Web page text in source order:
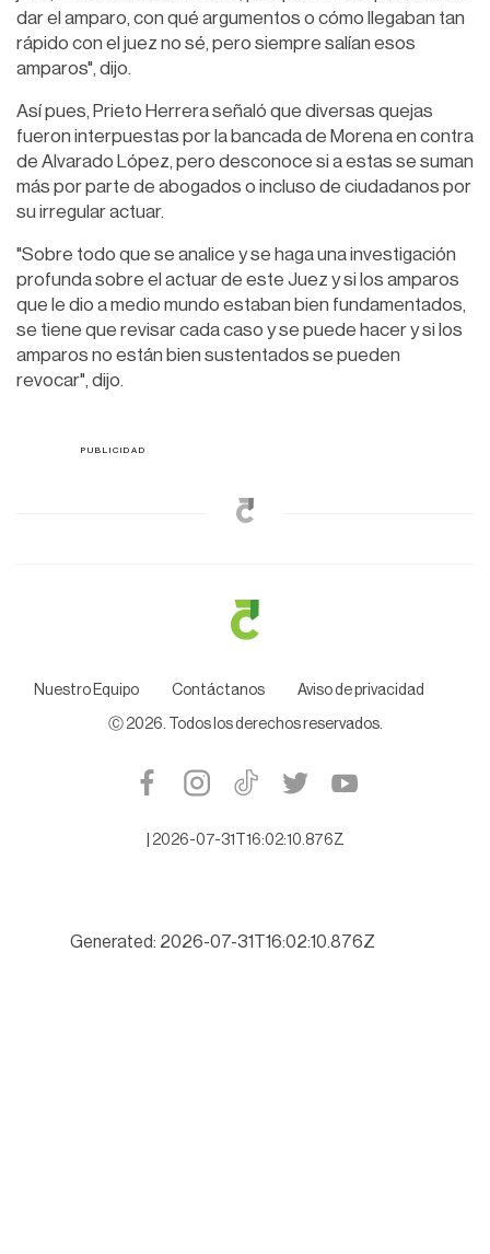
dar el amparo, con qué argumentos o cómo llegaban tan
rápido con el juez no sé, pero siempre salían esos
amparos", dijo.
Así pues, Prieto Herrera señaló que diversas quejas
fueron interpuestas por la bancada de Morena en contra
de Alvarado López, pero desconoce si a estas se suman
más por parte de abogados o incluso de ciudadanos por
su irregular actuar.
"Sobre todo que se analice y se haga una investigación
profunda sobre el actuar de este Juez y si los amparos
que le dio a medio mundo estaban bien fundamentados,
se tiene que revisar cada caso y se puede hacer y si los
amparos no están bien sustentados se pueden
revocar", dijo.
Nuestro Equipo Contáctanos Aviso de privacidad
Ⓒ 2026. Todos los derechos reservados.
2026-07-31T16:02:10.876Z
Generated: 2026-07-31T16:02:10.876Z